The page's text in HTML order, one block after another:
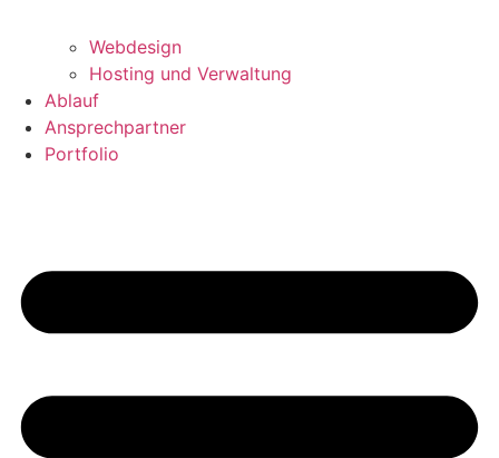
Webdesign
Hosting und Verwaltung
Ablauf
Ansprechpartner
Portfolio